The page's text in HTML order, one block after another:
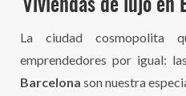
Viviendas de lujo en
La ciudad cosmopolita
emprendedores por igual: las
Barcelona son nuestra